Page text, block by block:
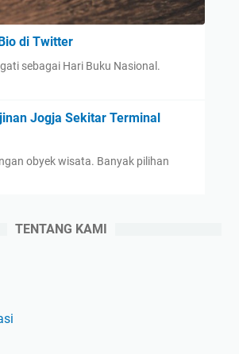
di Twitter
sebagai Hari Buku Nasional.
Jogja Sekitar Terminal
obyek wisata. Banyak pilihan
TENTANG KAMI